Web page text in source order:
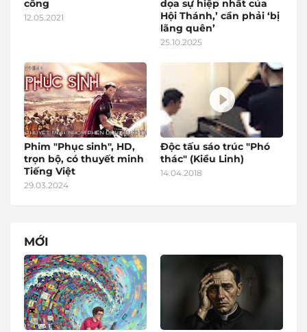
công
12.05.2021
dọa sự hiệp nhất của
Hội Thánh,’ cần phải ‘bị
lãng quên’
25.10.2025
Phim "Phục sinh", HD,
trọn bộ, có thuyết minh
Tiếng Việt
29.03.2024
Độc tấu sáo trúc "Phó
thác" (Kiều Linh)
14.04.2018
MỚI